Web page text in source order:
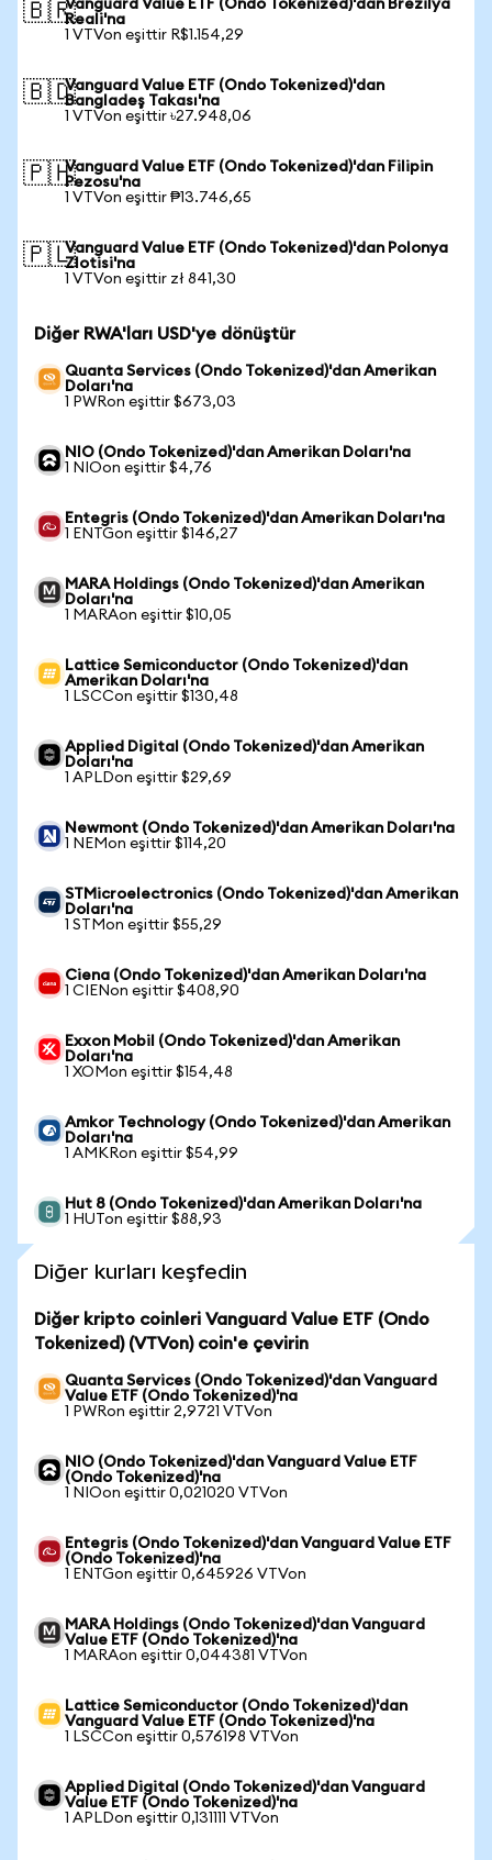
🇧🇷Vanguard Value ETF (Ondo Tokenized)'dan Brezilya
Reali'na
1 VTVon eşittir R$1.154,29
🇧🇩Vanguard Value ETF (Ondo Tokenized)'dan
Bangladeş Takası'na
1 VTVon eşittir ৳27.948,06
🇵🇭Vanguard Value ETF (Ondo Tokenized)'dan Filipin
Pezosu'na
1 VTVon eşittir ₱13.746,65
🇵🇱Vanguard Value ETF (Ondo Tokenized)'dan Polonya
Zlotisi'na
1 VTVon eşittir zł 841,30
Diğer RWA'ları USD'ye dönüştür
Quanta Services (Ondo Tokenized)'dan Amerikan
Doları'na
1 PWRon eşittir $673,03
NIO (Ondo Tokenized)'dan Amerikan Doları'na
1 NIOon eşittir $4,76
Entegris (Ondo Tokenized)'dan Amerikan Doları'na
1 ENTGon eşittir $146,27
MARA Holdings (Ondo Tokenized)'dan Amerikan
Doları'na
1 MARAon eşittir $10,05
Lattice Semiconductor (Ondo Tokenized)'dan
Amerikan Doları'na
1 LSCCon eşittir $130,48
Applied Digital (Ondo Tokenized)'dan Amerikan
Doları'na
1 APLDon eşittir $29,69
Newmont (Ondo Tokenized)'dan Amerikan Doları'na
1 NEMon eşittir $114,20
STMicroelectronics (Ondo Tokenized)'dan Amerikan
Doları'na
1 STMon eşittir $55,29
Ciena (Ondo Tokenized)'dan Amerikan Doları'na
1 CIENon eşittir $408,90
Exxon Mobil (Ondo Tokenized)'dan Amerikan
Doları'na
1 XOMon eşittir $154,48
Amkor Technology (Ondo Tokenized)'dan Amerikan
Doları'na
1 AMKRon eşittir $54,99
Hut 8 (Ondo Tokenized)'dan Amerikan Doları'na
1 HUTon eşittir $88,93
Diğer kurları keşfedin
Diğer kripto coinleri Vanguard Value ETF (Ondo
Tokenized) (VTVon) coin'e çevirin
Quanta Services (Ondo Tokenized)'dan Vanguard
Value ETF (Ondo Tokenized)'na
1 PWRon eşittir 2,9721 VTVon
NIO (Ondo Tokenized)'dan Vanguard Value ETF
(Ondo Tokenized)'na
1 NIOon eşittir 0,021020 VTVon
Entegris (Ondo Tokenized)'dan Vanguard Value ETF
(Ondo Tokenized)'na
1 ENTGon eşittir 0,645926 VTVon
MARA Holdings (Ondo Tokenized)'dan Vanguard
Value ETF (Ondo Tokenized)'na
1 MARAon eşittir 0,044381 VTVon
Lattice Semiconductor (Ondo Tokenized)'dan
Vanguard Value ETF (Ondo Tokenized)'na
1 LSCCon eşittir 0,576198 VTVon
Applied Digital (Ondo Tokenized)'dan Vanguard
Value ETF (Ondo Tokenized)'na
1 APLDon eşittir 0,131111 VTVon